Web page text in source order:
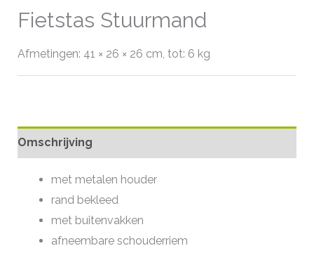
Fietstas Stuurmand
Afmetingen: 41 × 26 × 26 cm, tot: 6 kg
Omschrijving
met metalen houder
rand bekleed
met buitenvakken
afneembare schouderriem